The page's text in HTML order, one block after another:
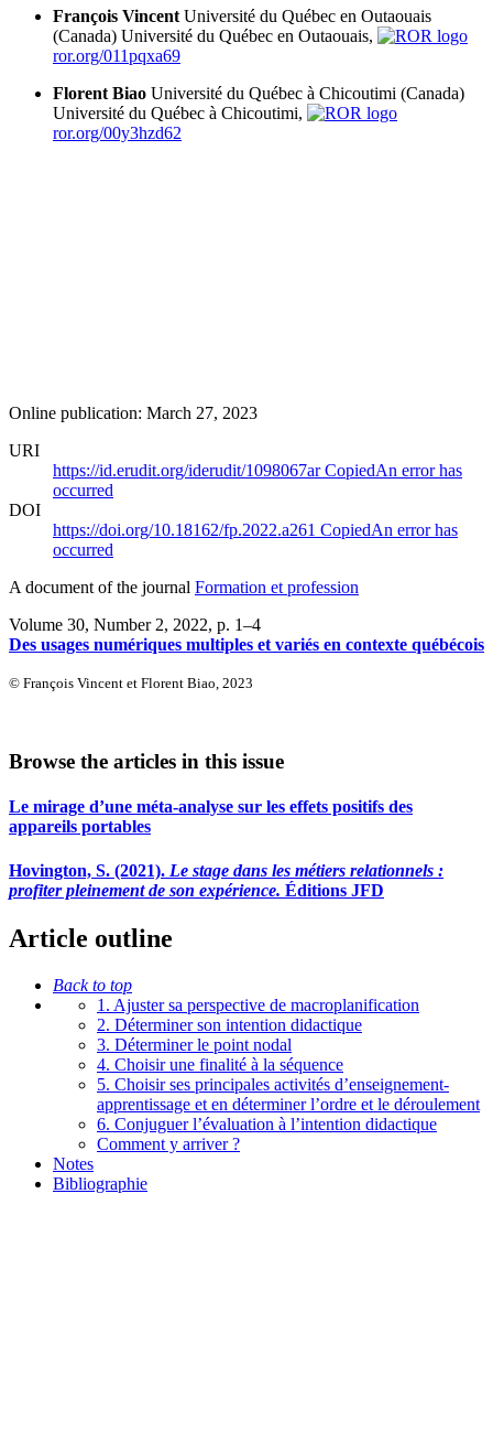
François Vincent Université du Québec en Outaouais
(Canada) Université du Québec en Outaouais,
ror.org/011pqxa69
Florent Biao Université du Québec à Chicoutimi (Canada)
Université du Québec à Chicoutimi,
ror.org/00y3hzd62
Online publication: March 27, 2023
URI
https://id.erudit.org/iderudit/1098067arCopiedAn error has
occurred
DOI
https://doi.org/10.18162/fp.2022.a261 CopiedAn error has
occurred
A document of the journal Formation et profession
Volume 30, Number 2, 2022, p. 1–4
Des usages numériques multiples et variés en contexte québécois
© François Vincent et Florent Biao, 2023
Browse the articles in this issue
Le mirage d’une méta-analyse sur les effets positifs des
appareils portables
Hovington, S. (2021). Le stage dans les métiers relationnels :
profiter pleinement de son expérience. Éditions JFD
Article outline
Back to top
1. Ajuster sa perspective de macroplanification
2. Déterminer son intention didactique
3. Déterminer le point nodal
4. Choisir une finalité à la séquence
5. Choisir ses principales activités d’enseignement-
apprentissage et en déterminer l’ordre et le déroulement
6. Conjuguer l’évaluation à l’intention didactique
Comment y arriver ?
Notes
Bibliographie